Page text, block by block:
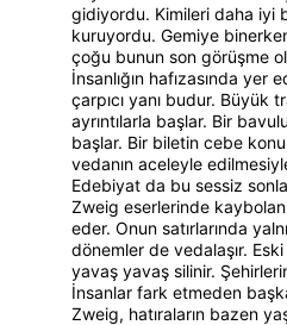
gidiyordu. Kimileri daha iyi
kuruyordu. Gemiye
çoğu bunun son görüşme
İnsanlığın hafızasında yer
çarpıcı yanı budur. Büyük
ayrıntılarla başlar. Bir
başlar. Bir biletin cebe
vedanın aceleyle
Edebiyat da bu sessiz
Zweig eserlerinde
eder. Onun satırlarında
dönemler de vedalaşır.
yavaş yavaş silinir.
İnsanlar fark etmeden
Zweig, hatıraların bazen